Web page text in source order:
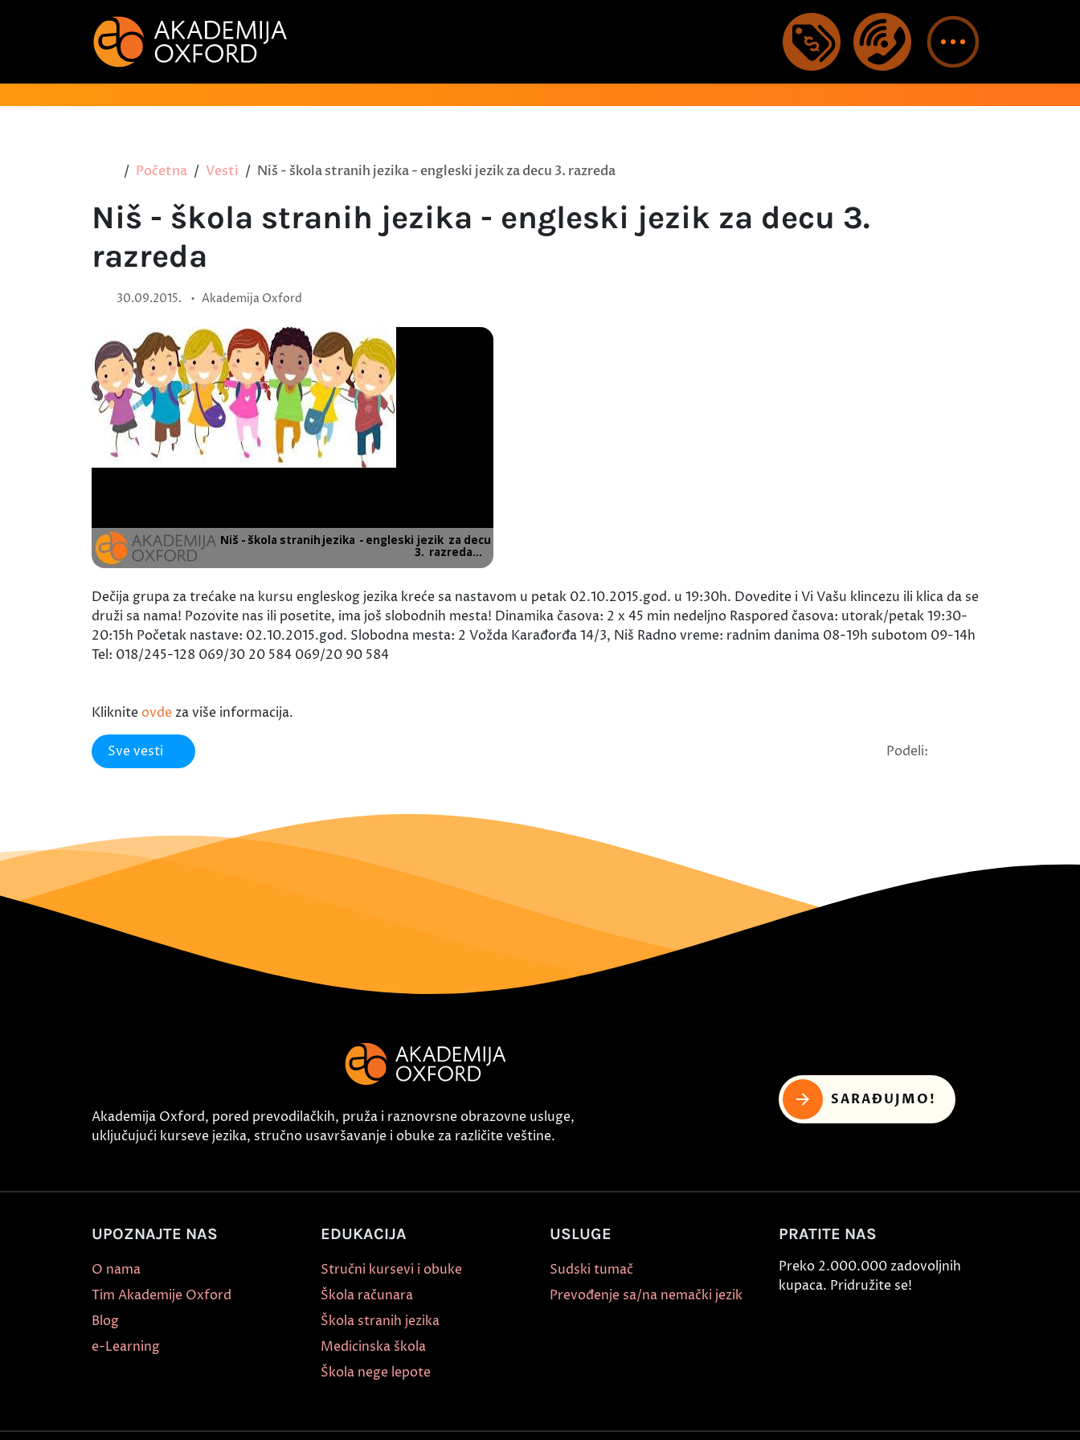
Početna Vesti Niš - škola stranih jezika - engleski jezik za decu 3. razreda
Niš - škola stranih jezika - engleski jezik za decu 3.
razreda
30.09.2015. • Akademija Oxford
Dečija grupa za trećake na kursu engleskog jezika kreće sa nastavom u petak 02.10.2015.god. u 19:30h. Dovedite i Vi Vašu klincezu ili klica da se
druži sa nama! Pozovite nas ili posetite, ima još slobodnih mesta! Dinamika časova: 2 x 45 min nedeljno Raspored časova: utorak/petak 19:30-
20:15h Početak nastave: 02.10.2015.god. Slobodna mesta: 2 Vožda Karađorđa 14/3, Niš Radno vreme: radnim danima 08-19h subotom 09-14h
Tel: 018/245-128 069/30 20 584 069/20 90 584
Kliknite ovde za više informacija.
Sve vesti Podeli:
Akademija Oxford, pored prevodilačkih, pruža i raznovrsne obrazovne usluge,
uključujući kurseve jezika, stručno usavršavanje i obuke za različite veštine.
SARAĐUJMO!
UPOZNAJTE NAS
O nama
Tim Akademije Oxford
Blog
e-Learning
EDUKACIJA
Stručni kursevi i obuke
Škola računara
Škola stranih jezika
Medicinska škola
Škola nege lepote
USLUGE
Sudski tumač
Prevođenje sa/na nemački jezik
PRATITE NAS
Preko 2.000.000 zadovoljnih
kupaca. Pridružite se!